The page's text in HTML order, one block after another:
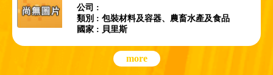
公司 :
類別 : 包裝材料及容器、農畜水產及食品
國家 : 貝里斯
more